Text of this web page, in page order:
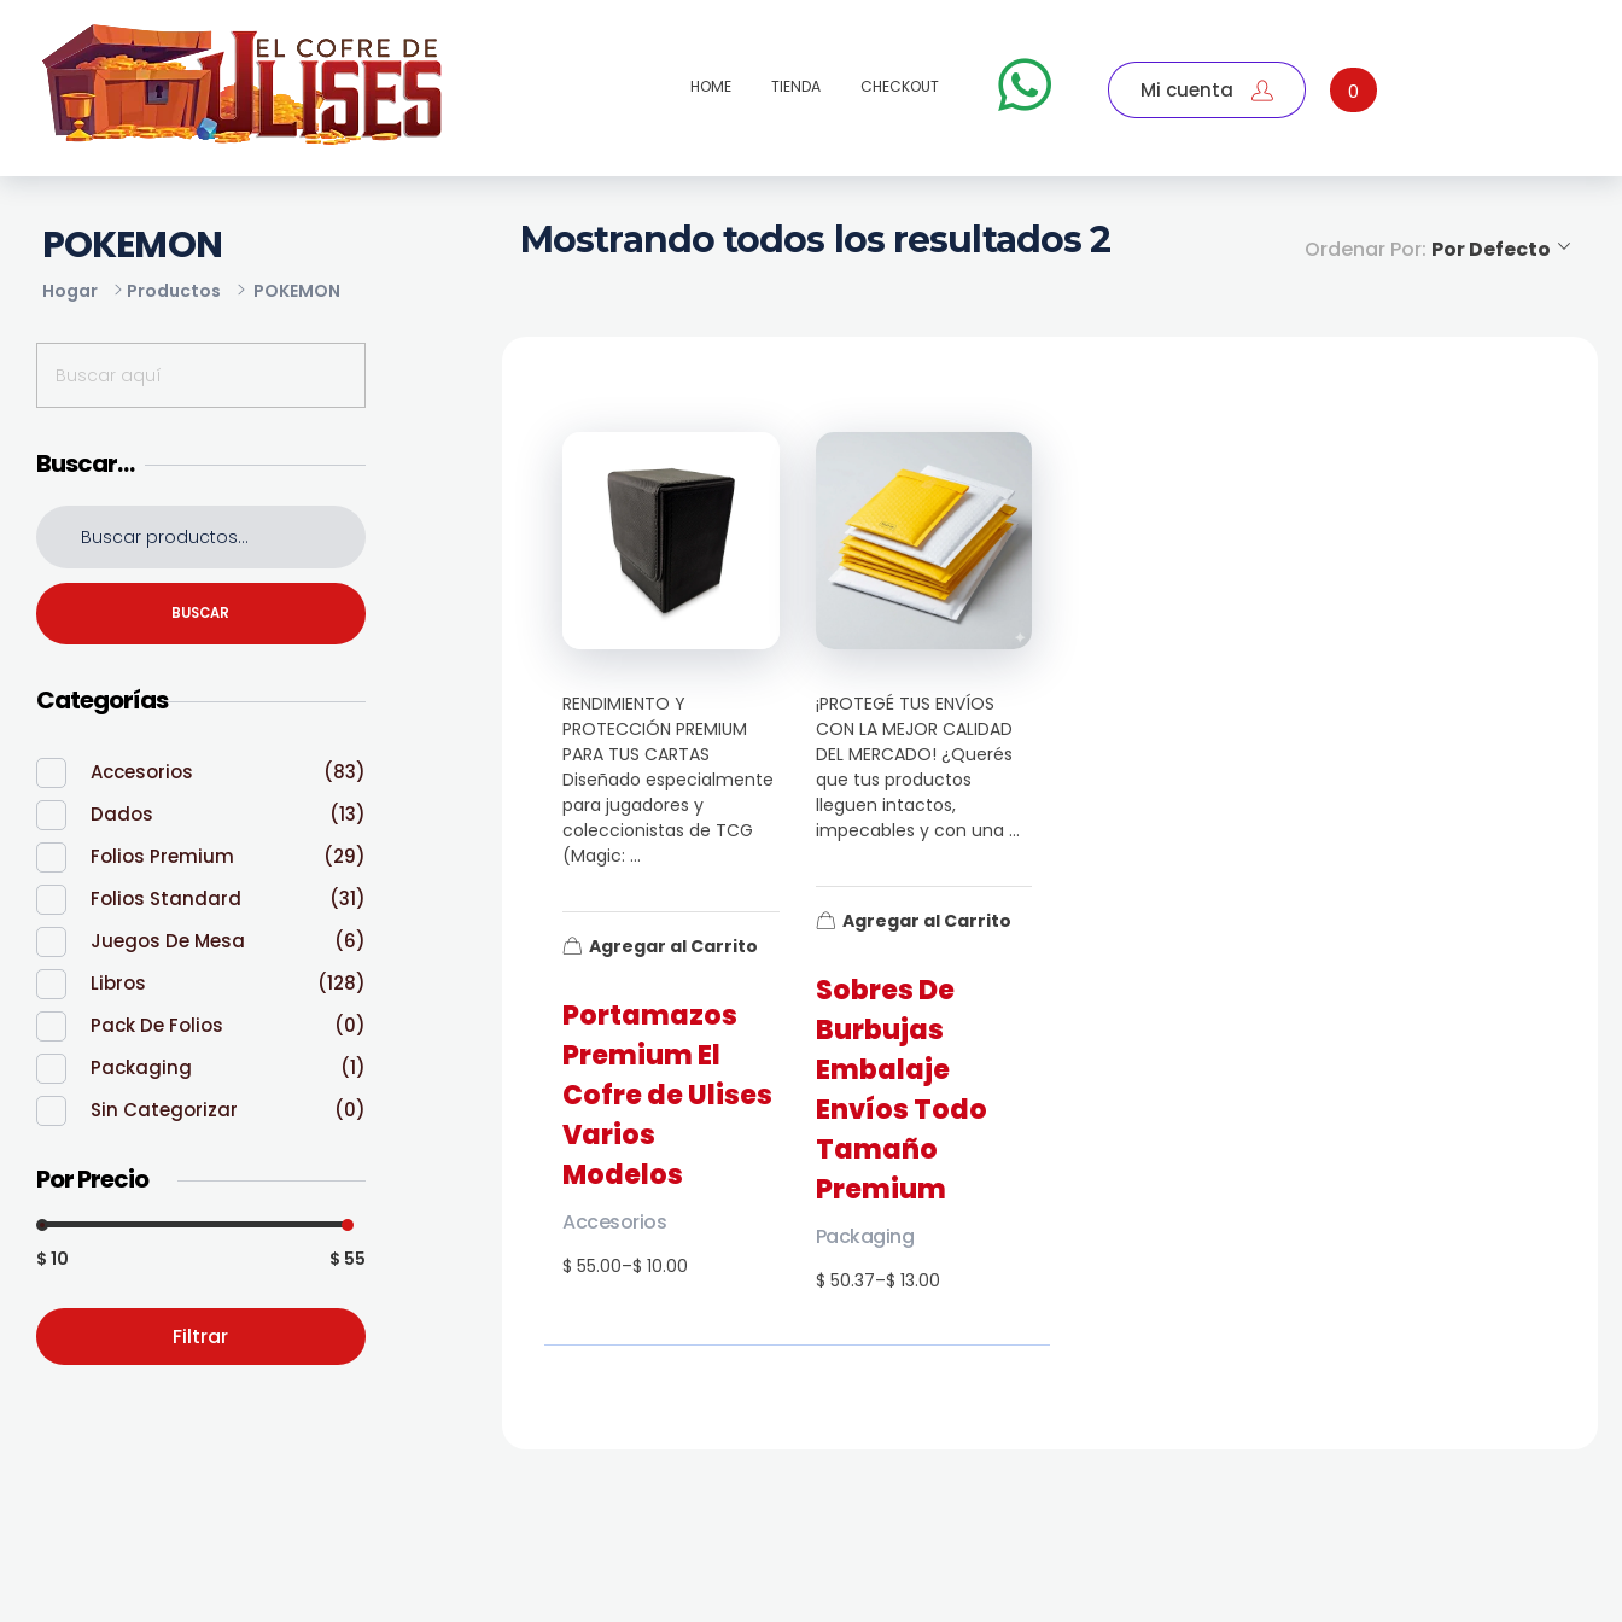
HOME TIENDA CHECKOUT Mi cuenta 0
Hogar Productos POKEMON
POKEMON Mostrando todos los resultados 2 Ordenar Por: Por Defecto
Portamazos
Premium El
Cofre de Ulises
Varios
Modelos
$ 10.00
–
$ 55.00
Accesorios
RENDIMIENTO Y
PROTECCIÓN PREMIUM
PARA TUS CARTAS
Diseñado especialmente
para jugadores y
coleccionistas de TCG
(Magic: ...
Agregar al Carrito
Sobres De
Burbujas
Embalaje
Envíos Todo
Tamaño
Premium
$ 13.00
–
$ 50.37
Packaging
¡PROTEGÉ TUS ENVÍOS
CON LA MEJOR CALIDAD
DEL MERCADO! ¿Querés
que tus productos
lleguen intactos,
impecables y con una ...
Agregar al Carrito
Buscar…
BUSCAR
Categorías
Accesorios
(83)
Dados
(13)
Folios Premium
(29)
Folios Standard
(31)
Juegos De Mesa
(6)
Libros
(128)
Pack De Folios
(0)
Packaging
(1)
Sin Categorizar
(0)
Por Precio
$ 10 $ 55
Filtrar